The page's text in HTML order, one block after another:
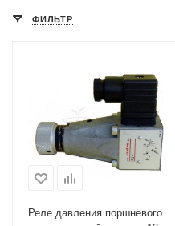
ФИЛЬТР
Реле давления поршневого